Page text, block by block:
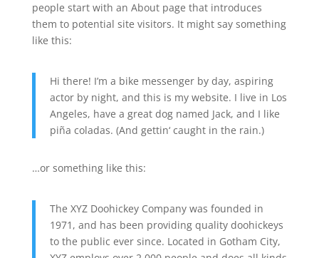
people start with an About page that introduces
them to potential site visitors. It might say something
like this:
Hi there! I’m a bike messenger by day, aspiring
actor by night, and this is my website. I live in Los
Angeles, have a great dog named Jack, and I like
piña coladas. (And gettin‘ caught in the rain.)
…or something like this:
The XYZ Doohickey Company was founded in
1971, and has been providing quality doohickeys
to the public ever since. Located in Gotham City,